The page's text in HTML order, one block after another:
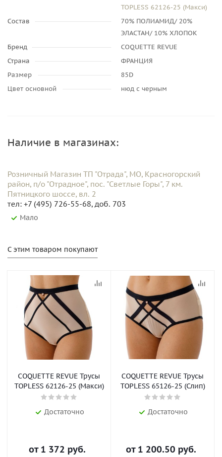
TOPLESS 62126-25 (Макси)
Состав
70% ПОЛИАМИД/ 20%
ЭЛАСТАН/ 10% ХЛОПОК
Бренд
COQUETTE REVUE
Страна
ФРАНЦИЯ
Размер
85D
Цвет основной
нюд с черным
Наличие в магазинах:
Розничный Магазин ТП "Отрада", МО, Красногорский
район, п/о "Отрадное", пос. "Светлые Горы", 7 км.
Пятницкого шоссе, вл. 2
тел: +7 (495) 726-55-68, доб. 703
Мало
С этим товаром покупают
COQUETTE REVUE Трусы
TOPLESS 62126-25 (Макси)
Достаточно
от 1 372 руб.
COQUETTE REVUE Трусы
TOPLESS 65126-25 (Слип)
Достаточно
от 1 200.50 руб.